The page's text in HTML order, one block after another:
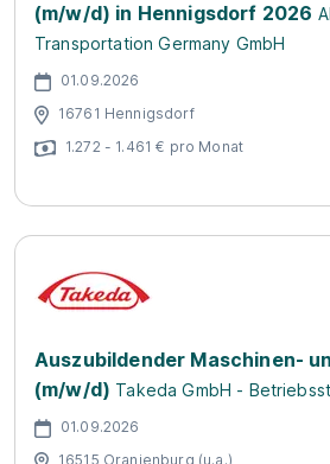
(m/w/d) in Hennigsdorf 2026
Transportation Germany GmbH
01.09.2026
16761 Hennigsdorf
1.272 - 1.461 € pro Monat
Auszubildender Maschinen-
(m/w/d) Takeda GmbH -
01.09.2026
16515 Oranienburg (u.a.)